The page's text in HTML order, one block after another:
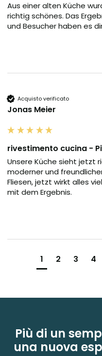
Aus einer alten Küche
richtig schönes. Das
und Besucher haben es
Acquisto verificato
Jonas Meier
rivestimento cucina -
Unsere Küche sieht jetzt
moderner und
Fliesen, jetzt wirkt alles
mit dem Ergebnis.
1 2 3 4
Più di un
una nuova